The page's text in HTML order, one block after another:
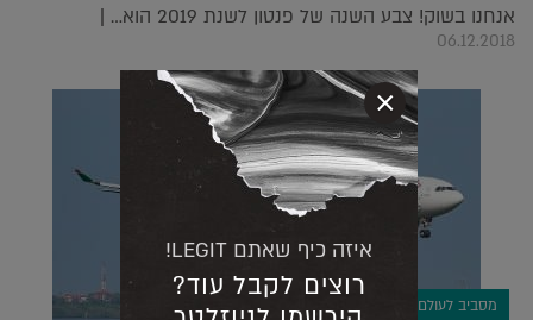
אנחנו בשוק! צבע השנה של פנטון לשנת 2019 הוא… |
06.12.2018
מסביב לעולם
איזה כיף שאתם LEGIT!
רוצים לקבל עוד?
×